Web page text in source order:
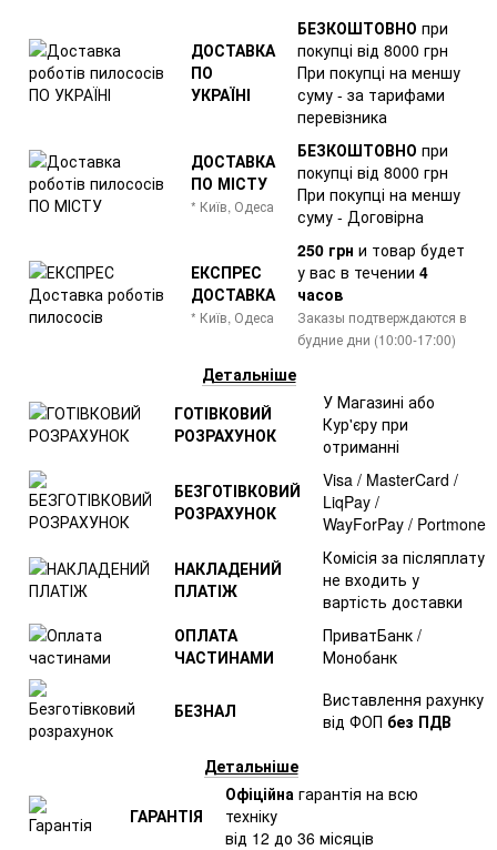
ДОСТАВКА
ПО
УКРАЇНІ
БЕЗКОШТОВНО при
покупці від 8000 грн
При покупці на меншу
суму - за тарифами
перевізника
ДОСТАВКА
ПО МІСТУ
* Київ, Одеса
БЕЗКОШТОВНО при
покупці від 8000 грн
При покупці на меншу
суму - Договірна
ЕКСПРЕС
ДОСТАВКА
* Київ, Одеса
250 грн и товар будет
у вас в течении 4
часов
Заказы подтверждаются в
будние дни (10:00-17:00)
Детальніше
ГОТІВКОВИЙ
РОЗРАХУНОК
У Магазині або
Кур'єру при
отриманні
БЕЗГОТІВКОВИЙ
РОЗРАХУНОК
Visa / MasterCard /
LiqPay /
WayForPay / Portmone
НАКЛАДЕНИЙ
ПЛАТІЖ
Комісія за післяплату
не входить у
вартість доставки
ОПЛАТА
ЧАСТИНАМИ
ПриватБанк /
Монобанк
БЕЗНАЛ
Виставлення рахунку
від ФОП без ПДВ
Детальніше
ГАРАНТІЯ
Офіційна гарантія на всю
техніку
від 12 до 36 місяців